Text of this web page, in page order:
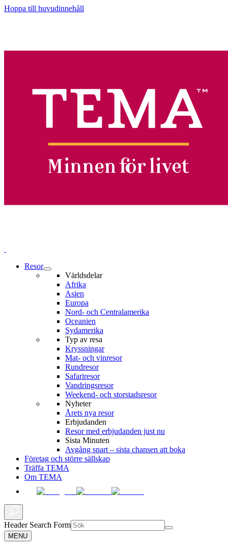
Hoppa till huvudinnehåll
Resor
Världsdelar
Afrika
Asien
Europa
Nord- och Centralamerika
Oceanien
Sydamerika
Typ av resa
Kryssningar
Mat- och vinresor
Rundresor
Safariresor
Vandringsresor
Weekend- och storstadsresor
Nyheter
Årets nya resor
Erbjudanden
Resor med erbjudanden just nu
Sista Minuten
Avgång snart – sista chansen att boka
Företag och större sällskap
Träffa TEMA
Om TEMA
Header Search Form
MENU